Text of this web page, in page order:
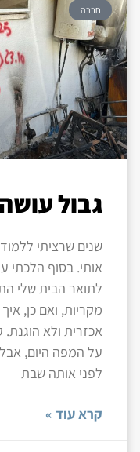
חברה
גבול
שנים שרציתי
אותי. בסוף הלכתי
לתואר הבית שלי
מקריות, ואם כן,
אכזרית ולא
על המפה היום, אבל
לפני אותה שבת
קרא עוד »